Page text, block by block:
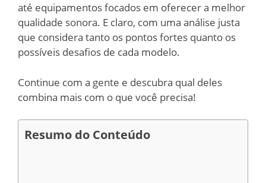
até equipamentos focados em oferecer a melhor
qualidade sonora. E claro, com uma análise justa
que considera tanto os pontos fortes quanto os
possíveis desafios de cada modelo.
Continue com a gente e descubra qual deles
combina mais com o que você precisa!
Resumo do Conteúdo